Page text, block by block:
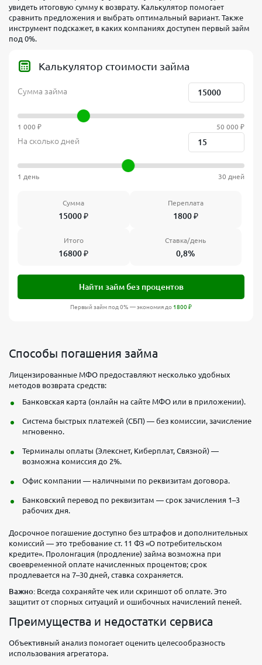
увидеть итоговую сумму к возврату. Калькулятор помогает
сравнить предложения и выбрать оптимальный вариант. Также
инструмент подскажет, в каких компаниях доступен первый займ
под 0%.
Калькулятор стоимости займа
Сумма займа
1 000 ₽ 50 000 ₽
На сколько дней
1 день 30 дней
Сумма
15000₽
Переплата
1800₽
Итого
16800₽
Ставка/день
0,8%
Найти займ без процентов
Первый займ под 0% — экономия до 1800₽
Способы погашения займа
Лицензированные МФО предоставляют несколько удобных
методов возврата средств:
Банковская карта (онлайн на сайте МФО или в приложении).
Система быстрых платежей (СБП) — без комиссии, зачисление
мгновенно.
Терминалы оплаты (Элекснет, Киберплат, Связной) —
возможна комиссия до 2%.
Офис компании — наличными по реквизитам договора.
Банковский перевод по реквизитам — срок зачисления 1–3
рабочих дня.
Досрочное погашение доступно без штрафов и дополнительных
комиссий — это требование ст. 11 ФЗ «О потребительском
кредите». Пролонгация (продление) займа возможна при
своевременной оплате начисленных процентов; срок
продлевается на 7–30 дней, ставка сохраняется.
Важно: Всегда сохраняйте чек или скриншот об оплате. Это
защитит от спорных ситуаций и ошибочных начислений пеней.
Преимущества и недостатки сервиса
Объективный анализ помогает оценить целесообразность
использования агрегатора.